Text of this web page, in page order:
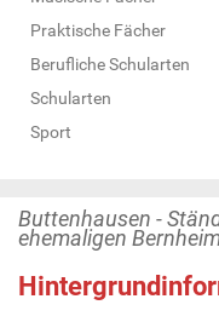
Praktische Fächer
Berufliche Schularten
Schularten
Sport
Buttenhausen -
ehemaligen